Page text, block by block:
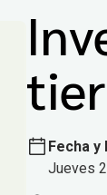
Fecha y
Jueves